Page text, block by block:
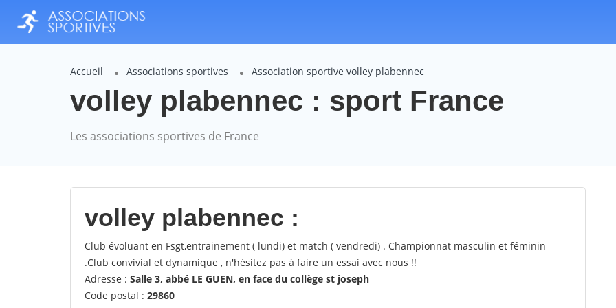
Accueil Associations sportives Association sportive volley plabennec
volley plabennec : sport France
Les associations sportives de France
volley plabennec :
Club évoluant en Fsgt,entrainement ( lundi) et match ( vendredi) . Championnat masculin et féminin
.Club convivial et dynamique , n'hésitez pas à faire un essai avec nous !!
Adresse : Salle 3, abbé LE GUEN, en face du collège st joseph
Code postal : 29860